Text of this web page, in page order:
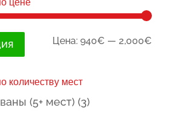
цене
Цена:940€ —2,000€
количеству мест
(5+ мест) (3)